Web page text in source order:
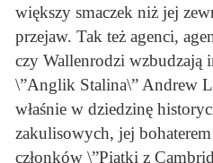
większy smaczek niż jej
przejaw. Tak też agenci,
czy Wallenrodzi wzbudzają
\”Anglik Stalina\” Andrew
właśnie w dziedzinę
zakulisowych, jej
członków \”Piątki z